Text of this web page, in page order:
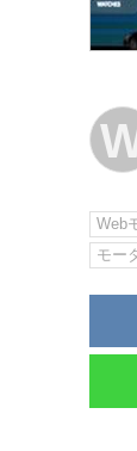
Web
モー